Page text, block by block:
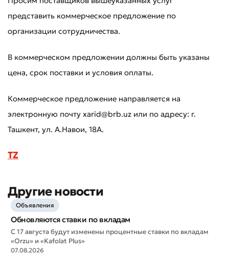
Оцените качество обслуживания
Оставить обращение
представить коммерческое предложение по
организации сотрудничества.
В коммерческом предложении должны быть указаны
цена, срок поставки и условия оплаты.
Коммерческое предложение направляется на
электронную почту xarid@brb.uz или по адресу: г.
Ташкент, ул. А.Навои, 18А.
TZ
Другие новости
Объявления
Обновляются ставки по вкладам
С 17 августа будут изменены процентные ставки по вкладам
«Orzu» и «Kafolat Plus»
07.08.2026